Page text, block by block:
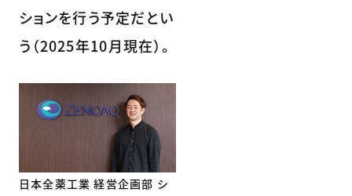
ションを行う予定だとい
う（2025年10月現在）。
日本全薬工業 経営企画部 シ